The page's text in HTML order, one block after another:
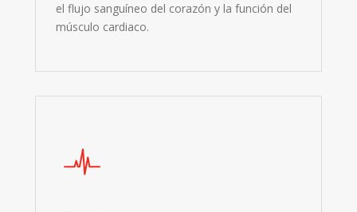
el flujo sanguíneo del corazón y la función del
músculo cardiaco.